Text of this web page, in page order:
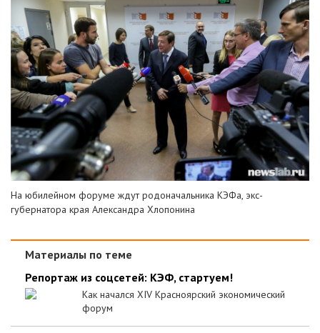
На юбилейном форуме ждут родоначальника КЭФа, экс-
губернатора края Александра Хлопонина
Материалы по теме
Репортаж из соцсетей: КЭФ, стартуем!
Как начался XIV Красноярский экономический
форум